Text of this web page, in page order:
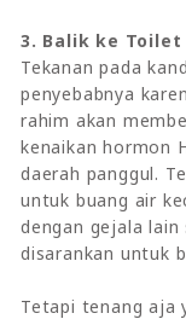
3. Balik ke Toilet
Tekanan pada
penyebabnya
rahim akan
kenaikan hormon
daerah panggul.
untuk buang air
dengan gejala
disarankan untuk
Tetapi tenang aja